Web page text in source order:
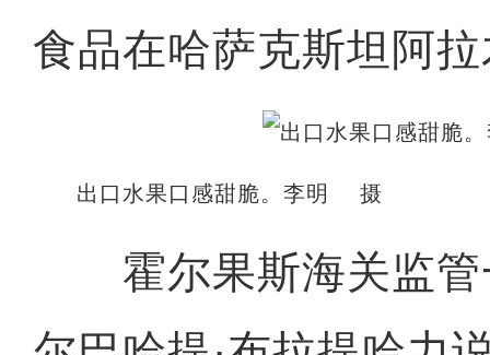
食品在哈萨克斯坦阿
出口水果口感甜脆。李明 摄
霍尔果斯海关监管